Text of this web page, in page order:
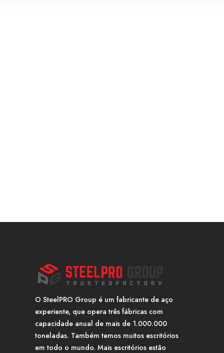
O SteelPRO Group é um fabricante de aço
experiente, que opera três fábricas com
capacidade anual de mais de 1.000.000
toneladas. Também temos muitos escritórios
em todo o mundo. Mais escritórios estão